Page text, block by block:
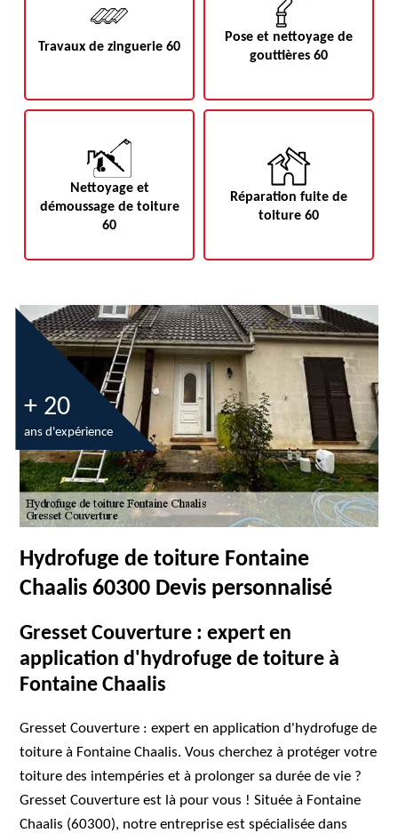
Travaux de zinguerie 60
Pose et nettoyage de
gouttières 60
Nettoyage et
démoussage de toiture
60
Réparation fuite de
toiture 60
+ 20
ans d'expérience
Hydrofuge de toiture Fontaine
Chaalis 60300 Devis personnalisé
Gresset Couverture : expert en
application d'hydrofuge de toiture à
Fontaine Chaalis
Gresset Couverture : expert en application d'hydrofuge de
toiture à Fontaine Chaalis. Vous cherchez à protéger votre
toiture des intempéries et à prolonger sa durée de vie ?
Gresset Couverture est là pour vous ! Située à Fontaine
Chaalis (60300), notre entreprise est spécialisée dans